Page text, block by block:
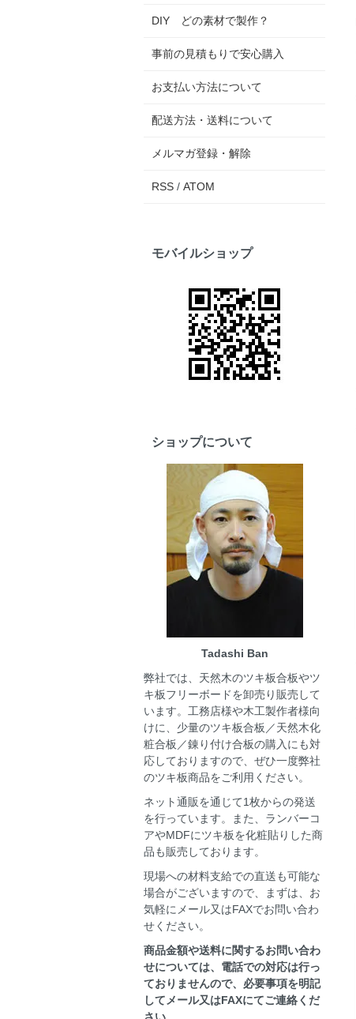
DIY どの素材で製作？
事前の見積もりで安心購入
お支払い方法について
配送方法・送料について
メルマガ登録・解除
RSS / ATOM
モバイルショップ
ショップについて
Tadashi Ban
弊社では、天然木のツキ板合板やツ
キ板フリーボードを卸売り販売して
います。工務店様や木工製作者様向
けに、少量のツキ板合板／天然木化
粧合板／錬り付け合板の購入にも対
応しておりますので、ぜひ一度弊社
のツキ板商品をご利用ください。
ネット通販を通じて1枚からの発送
を行っています。また、ランバーコ
アやMDFにツキ板を化粧貼りした商
品も販売しております。
現場への材料支給での直送も可能な
場合がございますので、まずは、お
気軽にメール又はFAXでお問い合わ
せください。
商品金額や送料に関するお問い合わ
せについては、電話での対応は行っ
ておりませんので、必要事項を明記
してメール又はFAXにてご連絡くだ